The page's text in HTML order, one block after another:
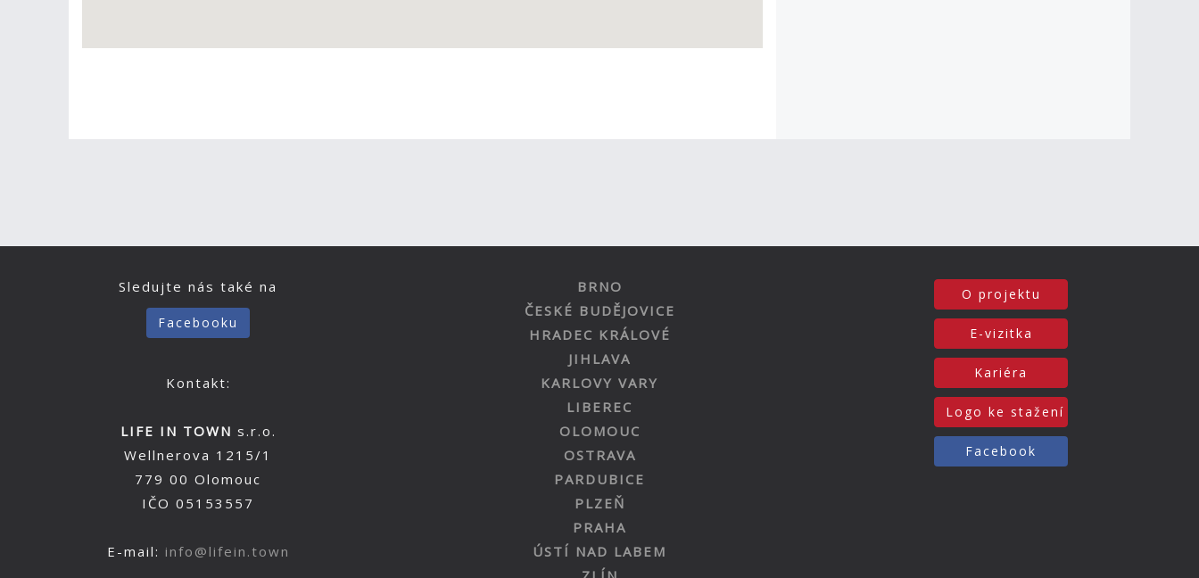
Sledujte nás také na
Facebooku
Kontakt:
LIFE IN TOWN s.r.o.
Wellnerova 1215/1
779 00 Olomouc
IČO 05153557
E-mail: info@lifein.town
BRNO
ČESKÉ BUDĚJOVICE
HRADEC KRÁLOVÉ
JIHLAVA
KARLOVY VARY
LIBEREC
OLOMOUC
OSTRAVA
PARDUBICE
PLZEŇ
PRAHA
ÚSTÍ NAD LABEM
O projektu
E-vizitka
Kariéra
Logo ke stažení
Facebook